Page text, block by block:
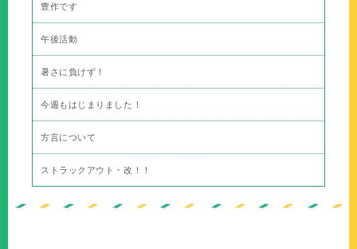
豊作です
午後活動
暑さに負けず！
今週もはじまりました！
方言について
ストラックアウト・改！！